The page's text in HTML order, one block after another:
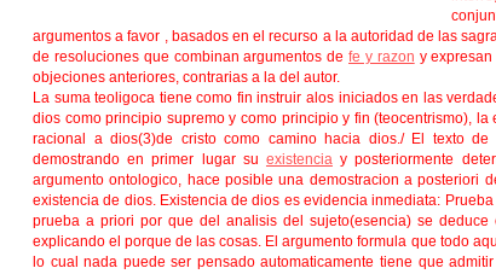
argumentos a favor , basados en el recurso a la autoridad de las
de resoluciones que combinan argumentos defe y razon y
objeciones anteriores, contrarias a la del autor.
La suma teoligoca tiene como fin instruir alos iniciados en las
dios como principio supremo y como principio y fin (teocentrismo),
racional a dios(3)de cristo como camino hacia dios./ El texto
demostrando en primer lugar su existenciay posteriormente
argumento ontologico, hace posible una demostracion a posteriori
existencia de dios. Existencia de dios es evidencia inmediata:
prueba a priori por que del analisis del sujeto(esencia) se
explicando el porque de las cosas. El argumento formula que todo
lo cual nada puede ser pensado automaticamente tiene que